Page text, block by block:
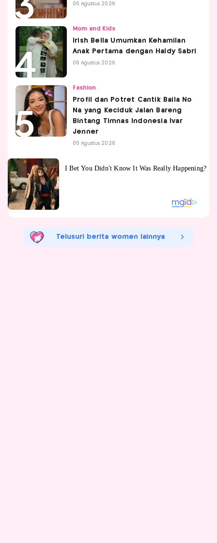
05 Agustus 2026
Mom and Kids
Irish Bella Umumkan Kehamilan
Anak Pertama dengan Haldy Sabri
06 Agustus 2026
Fashion
Profil dan Potret Cantik Baila No
Na yang Keciduk Jalan Bareng
Bintang Timnas Indonesia Ivar
Jenner
05 Agustus 2026
Telusuri berita women lainnya